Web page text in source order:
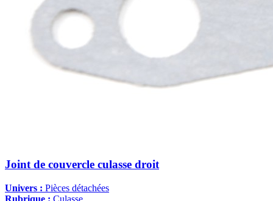
Joint de couvercle culasse droit
Univers : Pièces détachées
Rubrique : Culasse